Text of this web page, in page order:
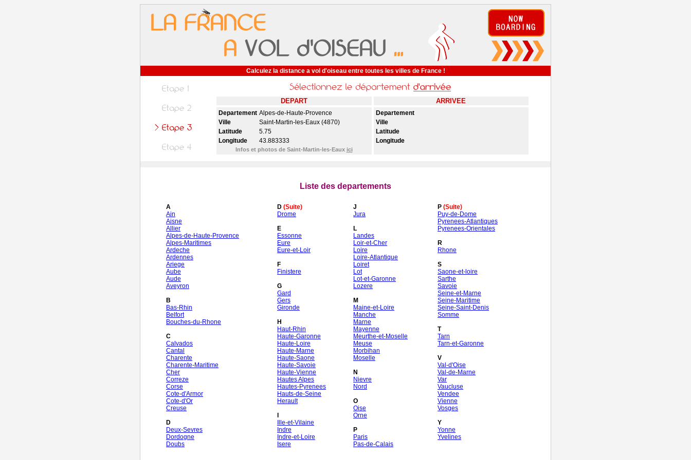
Calculez la distance a vol d'oiseau entre toutes les villes de France !
DEPART ARRIVEE
Departement Alpes-de-Haute-Provence
Ville
Saint-Martin-les-Eaux (4870)
Latitude
5.75
Longitude
43.883333
Infos et photos de Saint-Martin-les-Eaux ici
Departement
Ville
Latitude
Longitude
Liste des departements
A
Ain
Aisne
Allier
Alpes-de-Haute-Provence
Alpes-Maritimes
Ardeche
Ardennes
Ariege
Aube
Aude
Aveyron
B
Bas-Rhin
Belfort
Bouches-du-Rhone
C
Calvados
Cantal
Charente
Charente-Maritime
Cher
Correze
Corse
Cote-d'Armor
Cote-d'Or
Creuse
D
Deux-Sevres
Dordogne
Doubs
D (Suite)
Drome
E
Essonne
Eure
Eure-et-Loir
F
Finistere
G
Gard
Gers
Gironde
H
Haut-Rhin
Haute-Garonne
Haute-Loire
Haute-Marne
Haute-Saone
Haute-Savoie
Haute-Vienne
Hautes Alpes
Hautes-Pyrenees
Hauts-de-Seine
Herault
Ille-et-Vilaine
Indre
Indre-et-Loire
Isere
J
Jura
L
Landes
Loir-et-Cher
Loire
Loire-Atlantique
Loiret
Lot
Lot-et-Garonne
Lozere
M
Maine-et-Loire
Manche
Marne
Mayenne
Meurthe-et-Moselle
Meuse
Morbihan
Moselle
N
Nievre
Nord
O
Oise
Orne
P
Paris
Pas-de-Calais
P (Suite)
Puy-de-Dome
Pyrenees-Atlantiques
Pyrenees-Orientales
R
Rhone
S
Saone-et-loire
Sarthe
Savoie
Seine-et-Marne
Seine-Maritime
Seine-Saint-Denis
Somme
T
Tarn
Tarn-et-Garonne
V
Val-d'Oise
Val-de-Marne
Var
Vaucluse
Vendee
Vienne
Vosges
Y
Yonne
Yvelines